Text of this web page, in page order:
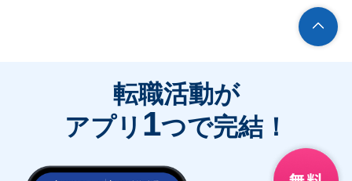
転職活動が
アプリ 1つで完結！